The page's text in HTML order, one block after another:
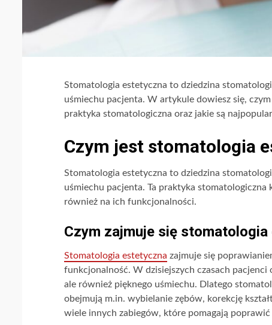
Stomatologia estetyczna to dziedzina
uśmiechu pacjenta. W artykule dowiesz się,
praktyka stomatologiczna oraz jakie są
Czym jest stomatologia
Stomatologia estetyczna to dziedzina
uśmiechu pacjenta. Ta praktyka
również na ich funkcjonalności.
Czym zajmuje się
Stomatologia estetyczna zajmuje się
funkcjonalność. W dzisiejszych czasach
ale również pięknego uśmiechu. Dlatego
obejmują m.in. wybielanie zębów, korekcję
wiele innych zabiegów, które pomagają